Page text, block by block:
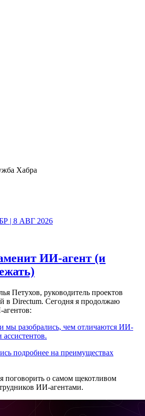
Хабра
| 8 АВГ 2026
ИИ‑агент (и
Петухов, руководитель проектов
в Directum. Сегодня я продолжаю
мы разобрались, чем отличаются ИИ-
ассистентов.
подробнее на преимуществах
поговорить о самом щекотливом
ИИ-агентами.